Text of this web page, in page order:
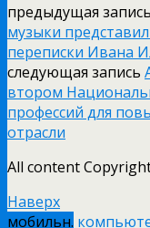
предыдущая запись
музыки
переписки Ивана
следующая запись
втором
профессий для
отрасли
All content
Наверх
мобильн.